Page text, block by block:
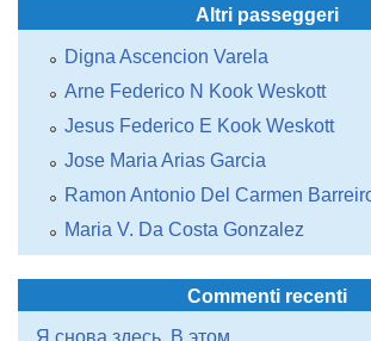
Altri passeggeri
Digna Ascencion Varela
Arne Federico N Kook Weskott
Jesus Federico E Kook Weskott
Jose Maria Arias Garcia
Ramon Antonio Del Carmen
Maria V. Da Costa Gonzalez
Commenti recenti